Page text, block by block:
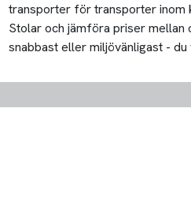
transporter för transporter
Stolar och jämföra priser mellan
snabbast eller miljövänligast - du